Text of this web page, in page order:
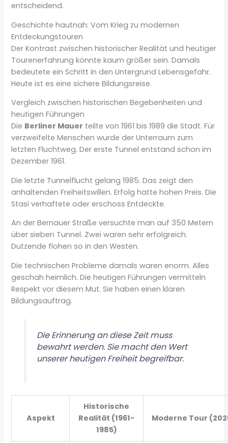
entscheidend.
Geschichte hautnah: Vom Krieg zu modernen
Entdeckungstouren
Der Kontrast zwischen historischer Realität und heutiger
Tourenerfahrung könnte kaum größer sein. Damals
bedeutete ein Schritt in den Untergrund Lebensgefahr.
Heute ist es eine sichere Bildungsreise.
Vergleich zwischen historischen Begebenheiten und
heutigen Führungen
Die Berliner Mauer teilte von 1961 bis 1989 die Stadt. Für
verzweifelte Menschen wurde der Unterraum zum
letzten Fluchtweg. Der erste Tunnel entstand schon im
Dezember 1961.
Die letzte Tunnelflucht gelang 1985. Das zeigt den
anhaltenden Freiheitswillen. Erfolg hatte hohen Preis. Die
Stasi verhaftete oder erschoss Entdeckte.
An der Bernauer Straße versuchte man auf 350 Metern
über sieben Tunnel. Zwei waren sehr erfolgreich.
Dutzende flohen so in den Westen.
Die technischen Probleme damals waren enorm. Alles
geschah heimlich. Die heutigen Führungen vermitteln
Respekt vor diesem Mut. Sie haben einen klaren
Bildungsauftrag.
Die Erinnerung an diese Zeit muss
bewahrt werden. Sie macht den Wert
unserer heutigen Freiheit begreifbar.
Aspekt
Historische
Realität (1961-
1985)
Moderne Tour